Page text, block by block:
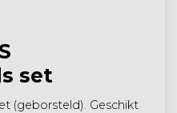
set
(geborsteld). Geschikt